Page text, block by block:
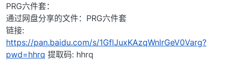
PRG六件套：
通过网盘分享的文件：PRG六件套
链接:
https://pan.baidu.com/s/1GflJuxKAzqWnlrGeV0Varg?
pwd=hhrq 提取码: hhrq